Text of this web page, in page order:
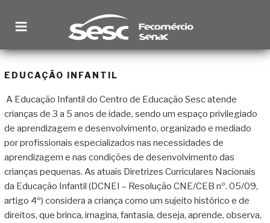
para
conteúdo
SESC RORAIMA
Site institucional
EDUCAÇÃO INFANTIL
A Educação Infantil do Centro de Educação Sesc atende
crianças de 3 a 5 anos de idade, sendo um espaço privilegiado
de aprendizagem e desenvolvimento, organizado e mediado
por profissionais especializados nas necessidades de
aprendizagem e nas condições de desenvolvimento das
crianças pequenas. As atuais Diretrizes Curriculares Nacionais
da Educação Infantil (DCNEI – Resolução CNE/CEB nº. 05/09,
artigo 4º) considera a criança como um sujeito histórico e de
direitos, que brinca, imagina, fantasia, deseja, aprende, observa,